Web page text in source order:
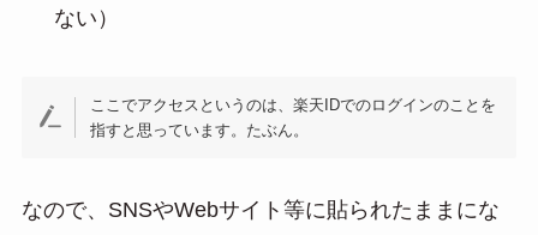
ない）
ここでアクセスというのは、楽天IDでのログインのことを
指すと思っています。たぶん。
なので、SNSやWebサイト等に貼られたままにな